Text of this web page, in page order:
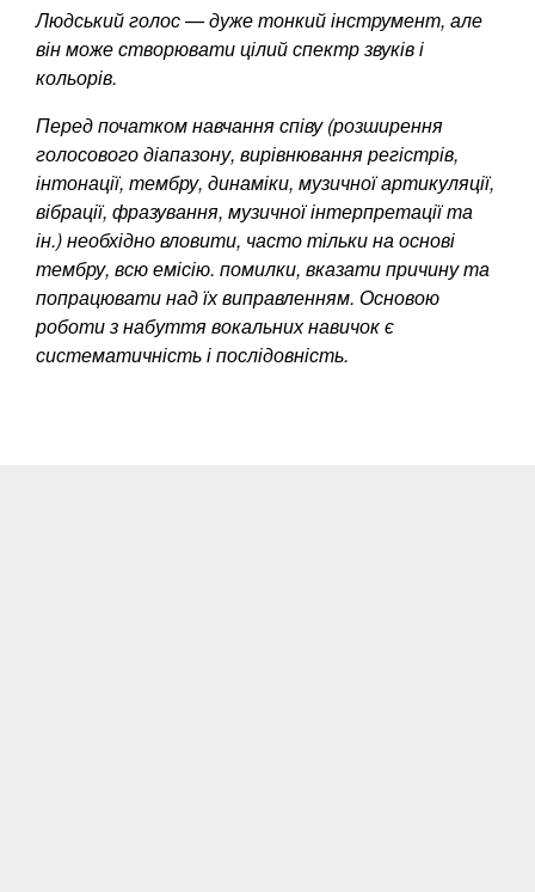
Людський голос — дуже тонкий інструмент, але
він може створювати цілий спектр звуків і
кольорів.
Перед початком навчання співу (розширення
голосового діапазону, вирівнювання регістрів,
інтонації, тембру, динаміки, музичної артикуляції,
вібрації, фразування, музичної інтерпретації та
ін.) необхідно вловити, часто тільки на основі
тембру, всю емісію. помилки, вказати причину та
попрацювати над їх виправленням. Основою
роботи з набуття вокальних навичок є
систематичність і послідовність.